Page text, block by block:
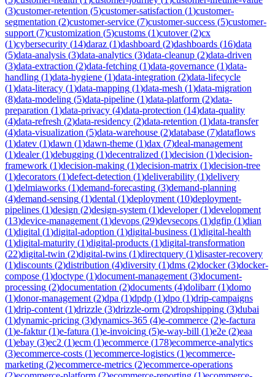
(3)customer-retention (5)customer-satisfaction (1)customer-
segmentation (2)customer-service (7)customer-success (5)customer-
support (7)customization (5)customs (1)cutover(2)cx
(1)cybersecurity (14)daraz (1)dashboard (2)dashboards (16)data
(5)data-analysis (3)data-analytics (3)data-cleanup (2)data-driven
(3)data-extraction (2)data-fetching (1)data-governance (1)data-
handling (1)data-hygiene (1)data-integration (2)data-lifecycle
(1)data-literacy (1)data-mapping (1)data-mesh (1)data-migration
(8)data-modeling (5)data-pipeline (1)data-platform (2)data-
preparation (1)data-privacy (4)data-protection (14)data-quality
(4)data-refresh (2)data-residency (2)data-retention (1)data-transfer
(4)data-visualization (5)data-warehouse (2)database (7)dataflows
(1)datev (1)dawn (1)dawn-theme (1)dax (7)deal-management
(1)dealer(1)debugging (1)decentralized (1)decision (1)decision-
framework (1)decision-making (1)decision-matrix (1)decision-tree
(1)decorators (1)defect-detection (1)deliverability (1)delivery
(1)delmiaworks (1)demand-forecasting (3)demand-planning
(4)demand-sensing (1)dental (1)deployment (10)deployment-
pipelines (1)design (2)design-system (1)developer(1)development
(13)device-management (1)devops (29)devsecops (1)dgfip (1)dian
(1)digital (1)digital-adoption (1)digital-business (1)digital-health
(1)digital-maturity (1)digital-products (1)digital-transformation
(22)digital-twin (2)digital-twins (1)directquery (1)disaster-recovery
(1)discounts (2)distribution (4)diversity (1)dms (2)docker(3)docker-
compose (1)doctype (1)document-management (3)document-
processing (2)documentation (2)documents (4)dolibarr(1)domo
(1)donor-management (2)dpa (1)dpdp (1)dpo (1)drip-campaigns
(1)drip-content (1)drizzle (3)drizzle-orm (2)dropshipping (3)dubai
(1)dynamic-pricing (3)dynamics-365 (4)e-commerce (2)e-factura
(1)e-faktur(1)e-fatura (1)e-invoicing (5)e-way-bill (1)e2e (2)eaa
(1)ebay (3)ec2 (1)ecm (1)ecommerce (178)ecommerce-analytics
(3)ecommerce-costs (1)ecommerce-logistics (1)ecommerce-
marketing (2)ecommerce-metrics (2)ecommerce-operations